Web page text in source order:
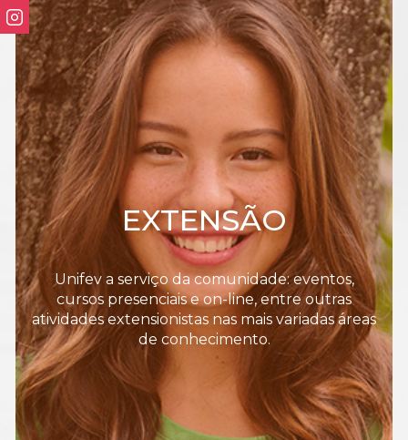
EXTENSÃO
Unifev a serviço da comunidade: eventos,
cursos presenciais e on-line, entre outras
atividades extensionistas nas mais variadas áreas
de conhecimento.